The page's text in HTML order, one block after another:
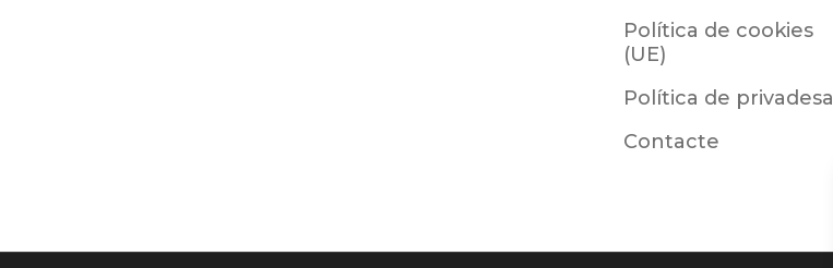
Política de cookies
(UE)
Política de privadesa
Contacte